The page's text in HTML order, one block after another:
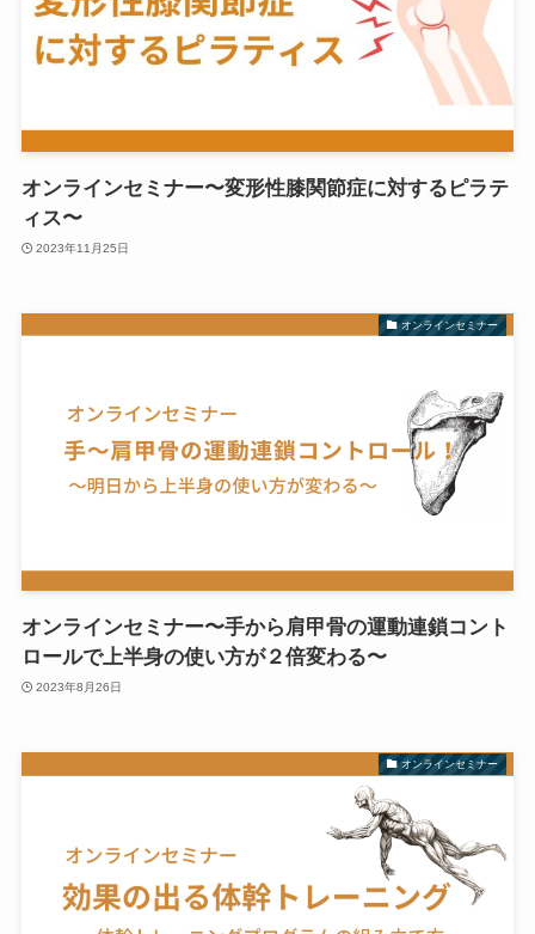
オンラインセミナー〜変形性膝関節症に対するピラテ
ィス〜
2023年11月25日
オンラインセミナー
オンラインセミナー〜手から肩甲骨の運動連鎖コント
ロールで上半身の使い方が２倍変わる〜
2023年8月26日
オンラインセミナー